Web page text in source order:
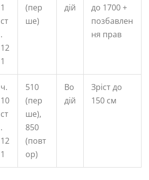
1
ст
.
12
1
(пер
ше)
дій
до 1700 +
позбавлен
ня прав
ч.
10
ст
.
12
1
510
(пер
ше),
850
(повт
ор)
Во
дій
Зріст до
150 см